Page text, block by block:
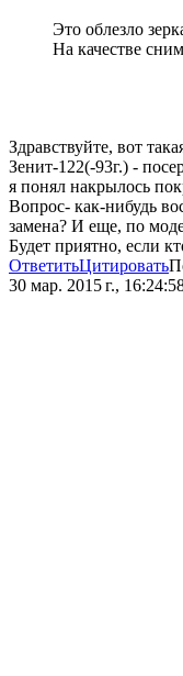
Это облезло
На качестве
Здравствуйте, вот
Зенит-122(-93г.) -
я понял накрылось
Вопрос- как-нибудь
замена? И еще, по
Будет приятно, если
ОтветитьЦитировать
30 мар. 2015 г.,